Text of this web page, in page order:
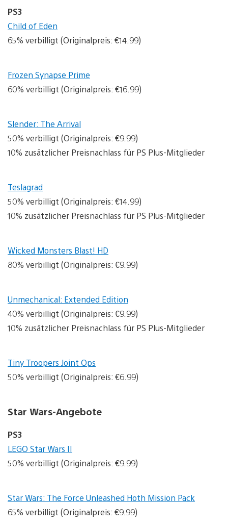
PS3
Child of Eden
65% verbilligt (Originalpreis: €14.99)
Frozen Synapse Prime
60% verbilligt (Originalpreis: €16.99)
Slender: The Arrival
50% verbilligt (Originalpreis: €9.99)
10% zusätzlicher Preisnachlass für PS Plus-Mitglieder
Teslagrad
50% verbilligt (Originalpreis: €14.99)
10% zusätzlicher Preisnachlass für PS Plus-Mitglieder
Wicked Monsters Blast! HD
80% verbilligt (Originalpreis: €9.99)
Unmechanical: Extended Edition
40% verbilligt (Originalpreis: €9.99)
10% zusätzlicher Preisnachlass für PS Plus-Mitglieder
Tiny Troopers Joint Ops
50% verbilligt (Originalpreis: €6.99)
Star Wars-Angebote
PS3
LEGO Star Wars II
50% verbilligt (Originalpreis: €9.99)
Star Wars: The Force Unleashed Hoth Mission Pack
65% verbilligt (Originalpreis: €9.99)